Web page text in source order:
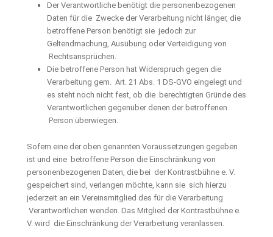
Der Verantwortliche benötigt die personenbezogenen
Daten für die Zwecke der Verarbeitung nicht länger, die
betroffene Person benötigt sie jedoch zur
Geltendmachung, Ausübung oder Verteidigung von
Rechtsansprüchen.
Die betroffene Person hat Widerspruch gegen die
Verarbeitung gem. Art. 21 Abs. 1 DS-GVO eingelegt und
es steht noch nicht fest, ob die berechtigten Gründe des
Verantwortlichen gegenüber denen der betroffenen
Person überwiegen.
Sofern eine der oben genannten Voraussetzungen gegeben
ist und eine betroffene Person die Einschränkung von
personenbezogenen Daten, die bei der Kontrastbühne e. V.
gespeichert sind, verlangen möchte, kann sie sich hierzu
jederzeit an ein Vereinsmitglied des für die Verarbeitung
Verantwortlichen wenden. Das Mitglied der Kontrastbühne e.
V. wird die Einschränkung der Verarbeitung veranlassen.